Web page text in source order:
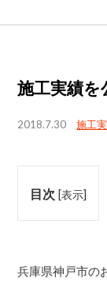
施工実績を
2018.7.30 施工
目次 [表示]
兵庫県神戸市の